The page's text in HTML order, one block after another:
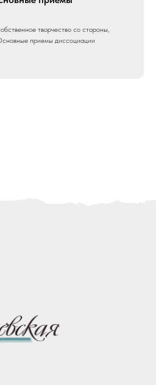
творчество со стороны,
приемы диссоциации